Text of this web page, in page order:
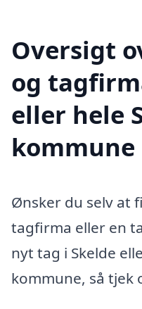
Oversigt
og
eller hele
kommune
Ønsker du selv at
tagfirma eller en
nyt tag i Skelde
kommune, så tjek